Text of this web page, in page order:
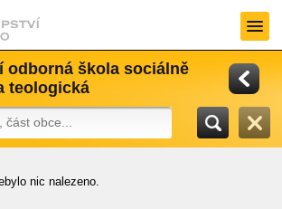
odborná škola sociálně
teologická
nic nalezeno.